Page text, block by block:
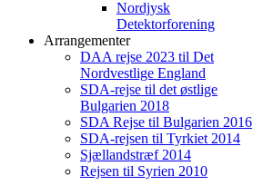
Nordjysk
Detektorforening
Arrangementer
DAA rejse 2023 til Det
Nordvestlige England
SDA-rejse til det østlige
Bulgarien 2018
SDA Rejse til Bulgarien 2016
SDA-rejsen til Tyrkiet 2014
Sjællandstræf 2014
Rejsen til Syrien 2010